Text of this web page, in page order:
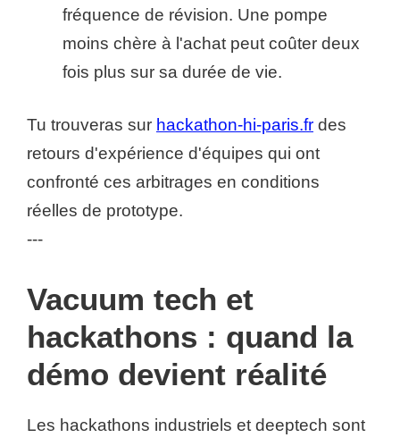
fréquence de révision. Une pompe
moins chère à l'achat peut coûter deux
fois plus sur sa durée de vie.
Tu trouveras sur hackathon-hi-paris.fr des
retours d'expérience d'équipes qui ont
confronté ces arbitrages en conditions
réelles de prototype.
---
Vacuum tech et
hackathons : quand la
démo devient réalité
Les hackathons industriels et deeptech sont